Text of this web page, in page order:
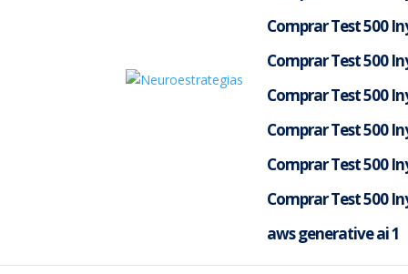
Comprar Test 500
Comprar Test 500
Comprar Test 500
Comprar Test 500
Comprar Test 500
Comprar Test 500
aws generative ai 1
No se encontraron
La página solicitada no pudo encontrarse.